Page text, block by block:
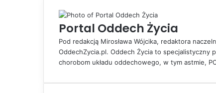
e
d
e
v
u
j
Portal Oddech Życia
Pod redakcją Mirosława Wójcika, redaktora
OddechZycia.pl. Oddech Życia to specjalistyczny
chorobom układu oddechowego, w tym astmie,